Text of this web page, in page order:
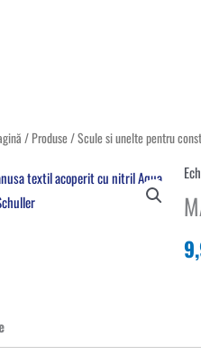
/ Produse/Scule si unelte pentru